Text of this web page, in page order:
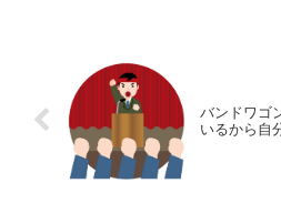
バンドワゴ
いるから自